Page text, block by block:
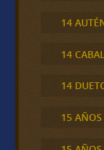
14
14
14
15 AÑOS